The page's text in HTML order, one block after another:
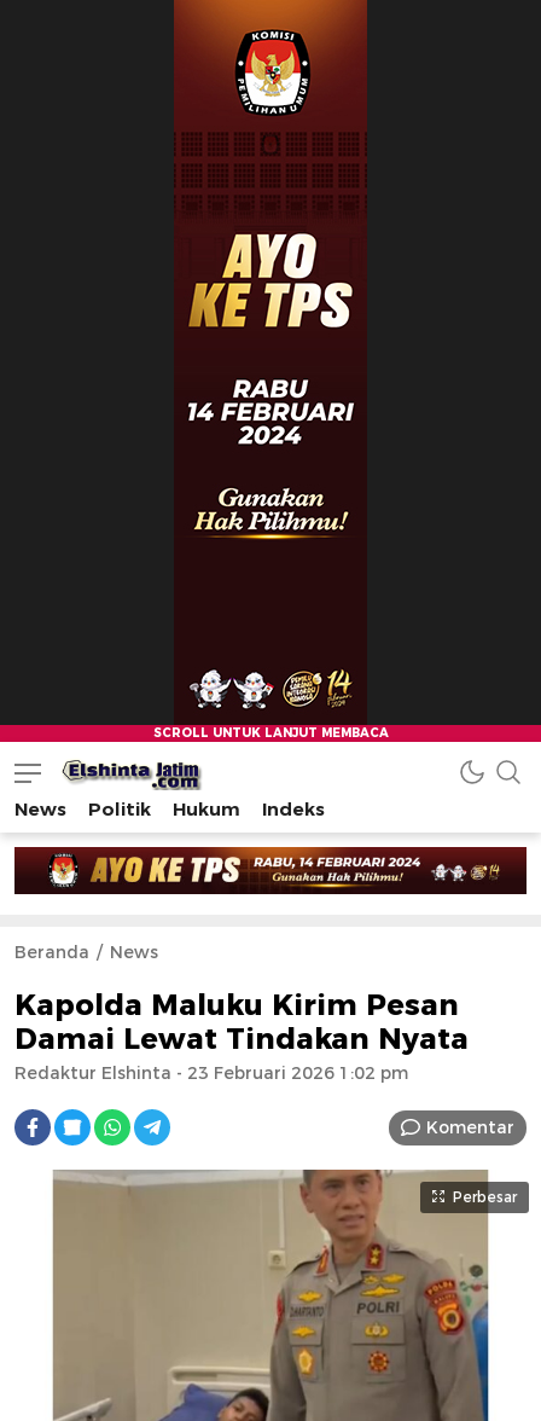
News Politik Hukum Indeks
Beranda News
Kapolda Maluku Kirim Pesan
Damai Lewat Tindakan Nyata
Redaktur Elshinta - 23 Februari 2026 1:02 pm
Komentar
Perbesar